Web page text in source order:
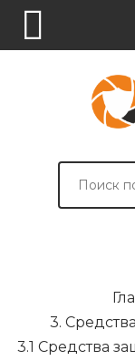
СПЕЦОДЕЖДА
СПЕЦОБУВЬ
СРЕДСТВА
3.
3.1 Средства